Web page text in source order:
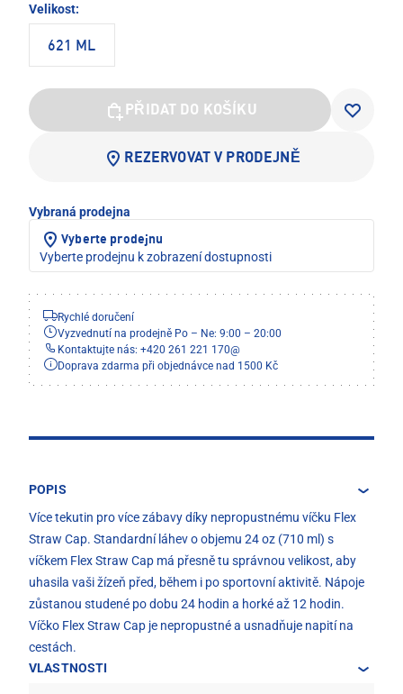
Velikost:
621 ML
PŘIDAT DO KOŠÍKU
REZERVOVAT V PRODEJNĚ
Vybraná prodejna
Vyberte prodejnu
Vyberte prodejnu k zobrazení dostupnosti
Rychlé doručení
Vyzvednutí na prodejně Po – Ne: 9:00 – 20:00
Kontaktujte nás: +420 261 221 170@
Doprava zdarma při objednávce nad 1500 Kč
POPIS
Více tekutin pro více zábavy díky nepropustnému víčku Flex
Straw Cap. Standardní láhev o objemu 24 oz (710 ml) s
víčkem Flex Straw Cap má přesně tu správnou velikost, aby
uhasila vaši žízeň před, během i po sportovní aktivitě. Nápoje
zůstanou studené po dobu 24 hodin a horké až 12 hodin.
Víčko Flex Straw Cap je nepropustné a usnadňuje napití na
cestách.
VLASTNOSTI